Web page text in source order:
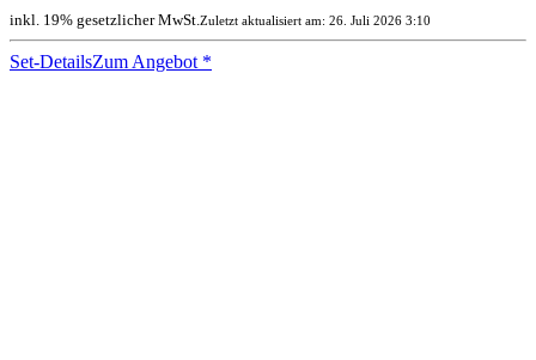
inkl. 19% gesetzlicher MwSt. Zuletzt aktualisiert am: 26. Juli 2026 3:10
Set-DetailsZum Angebot *